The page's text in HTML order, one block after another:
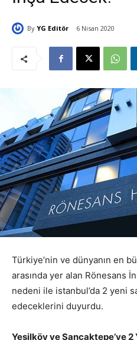
By YG Editör 6 Nisan 2020
Türkiye’nin ve dünyanın en
arasında yer alan Rönesans
nedeni ile istanbul’da 2 yeni
edeceklerini duyurdu.
Yeşilköy ve Sancaktepe’ye 2